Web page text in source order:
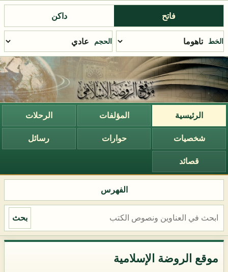
فاتح داكن
الخط الحجم
الرئيسية المؤلفات الرحلات
شخصيات حوارات رسائل
قصائد
الفهرس
بحث
موقع الروضة الإسلامية